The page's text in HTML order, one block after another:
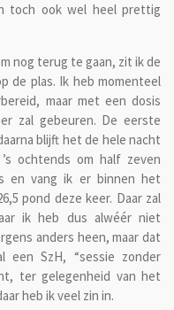
toch ook wel heel prettig
nog terug te gaan, zit ik de
de plas. Ik heb momenteel
maar met een dosis
zal gebeuren. De eerste
blijft het de hele nacht
ochtends om half zeven
en vang ik er binnen het
pond deze keer. Daar zal
ik heb dus alwéér niet
anders heen, maar dat
SzH, “sessie zonder
ter gelegenheid van het
heb ik veel zin in.